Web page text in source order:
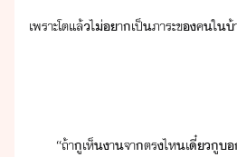
เพราะ​โต​แล้​ไ่​า​เป็​ภาระ​ข​คใ
“​ถ้า​ู​เห็​า​จา​ตรไห​เี๋​ู